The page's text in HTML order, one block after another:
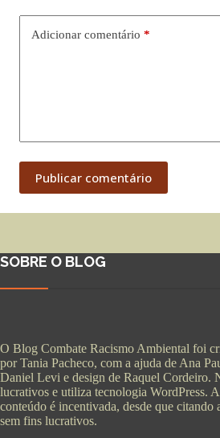
Adicionar comentário *
Publicar comentário
SOBRE O BLOG
O Blog Combate Racismo Ambiental foi
por Tania Pacheco, com a ajuda de Ana
Daniel Levi e design de Raquel Cordeiro.
lucrativos e utiliza tecnologia WordPress.
conteúdo é incentivada, desde que citando
sem fins lucrativos.